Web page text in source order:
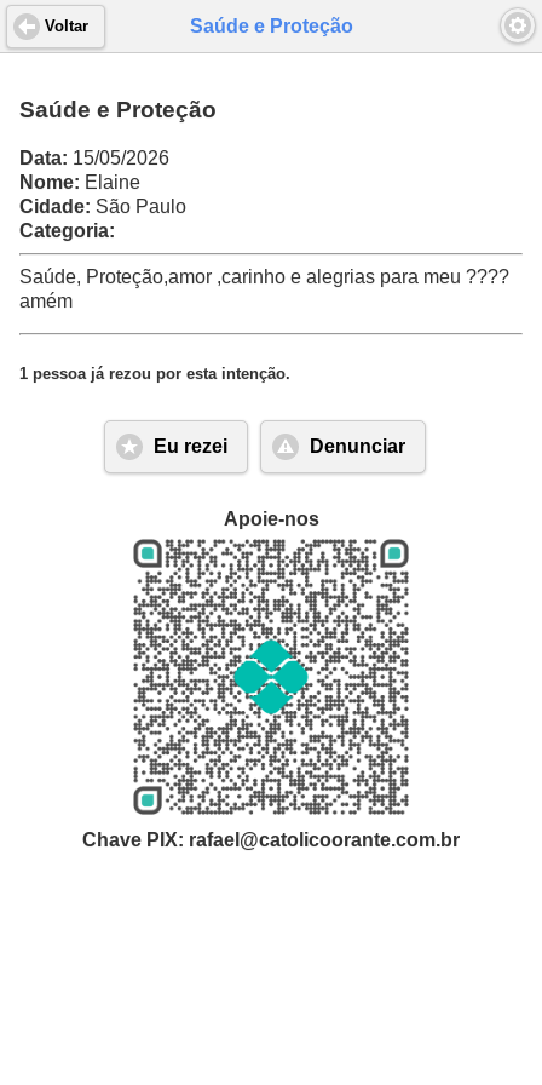
Saúde e Proteção
Voltar
Saúde e Proteção
Data: 15/05/2026
Nome: Elaine
Cidade: São Paulo
Categoria:
Saúde, Proteção,amor ,carinho e alegrias para meu ????
amém
1 pessoa já rezou por esta intenção.
Eu rezei Denunciar
Apoie-nos
Chave PIX: rafael@catolicoorante.com.br